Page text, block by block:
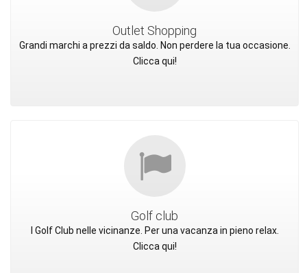
Outlet Shopping
Grandi marchi a prezzi da saldo. Non perdere la tua occasione.
Clicca qui!
Golf club
I Golf Club nelle vicinanze. Per una vacanza in pieno relax.
Clicca qui!